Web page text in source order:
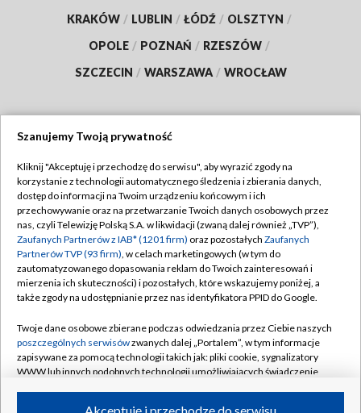
KRAKÓW / LUBLIN / ŁÓDŹ / OLSZTYN /
OPOLE / POZNAŃ / RZESZÓW /
SZCZECIN / WARSZAWA / WROCŁAW
TVP
Abonament TVP
Emisja w TVP
Centrum informacji TVP
Naziemna Telewizja Cyfrowa
Rada Programowa
System NOS
Informacje o nadawcy
Regulamin TVP
Polityka prywatności
Moje zgody
Pomoc
Kontakt
Kanały
Szanujemy Twoją prywatność
Kliknij "Akceptuję i przechodzę do serwisu", aby wyrazić zgody na
korzystanie z technologii automatycznego śledzenia i zbierania danych,
dostęp do informacji na Twoim urządzeniu końcowym i ich
przechowywanie oraz na przetwarzanie Twoich danych osobowych przez
nas, czyli Telewizję Polską S.A. w likwidacji (zwaną dalej również „TVP”),
Zaufanych Partnerów z IAB* (1201 firm) oraz pozostałych Zaufanych
Partnerów TVP (93 firm), w celach marketingowych (w tym do
zautomatyzowanego dopasowania reklam do Twoich zainteresowań i
mierzenia ich skuteczności) i pozostałych, które wskazujemy poniżej, a
także zgody na udostępnianie przez nas identyfikatora PPID do Google.
Twoje dane osobowe zbierane podczas odwiedzania przez Ciebie naszych
poszczególnych serwisówzwanych dalej „Portalem”, w tym informacje
zapisywane za pomocą technologii takich jak: pliki cookie, sygnalizatory
WWW lub innych podobnych technologii umożliwiających świadczenie